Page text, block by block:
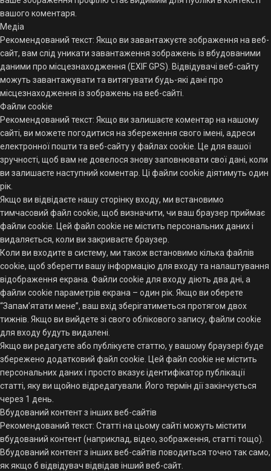
вашого коментаря.
Медіа
Рекомендований текст: Якщо ви завантажуєте зображення на веб-
сайт, вам слід уникати завантаження зображень із вбудованими
даними про місцезнаходження (EXIF GPS). Відвідувачі веб-сайту
можуть завантажувати та витягувати будь-які дані про
місцезнаходження із зображень на веб-сайті.
Файли cookie
Рекомендований текст: Якщо ви залишаєте коментар на нашому
сайті, ви можете погодитися на збереження свого імені, адреси
електронної пошти та веб-сайту у файлах cookie. Це для вашої
зручності, щоб вам не довелося знову заповнювати свої дані, коли
ви залишаєте наступний коментар. Ці файли cookie діятимуть один
рік.
Якщо ви відвідаєте нашу сторінку входу, ми встановимо
тимчасовий файл cookie, щоб визначити, чи ваш браузер приймає
файли cookie. Цей файл cookie не містить персональних даних і
видаляється, коли ви закриваєте браузер.
Коли ви входите в систему, ми також встановимо кілька файлів
cookie, щоб зберегти вашу інформацію для входу та налаштування
відображення екрана. Файли cookie для входу діють два дні, а
файли cookie параметрів екрана – один рік. Якщо ви оберете
“Запам’ятати мене”, ваш вхід зберігатиметься протягом двох
тижнів. Якщо ви вийдете зі свого облікового запису, файли cookie
для входу будуть видалені.
Якщо ви редагуєте або публікуєте статтю, у вашому браузері буде
збережено додатковий файл cookie. Цей файл cookie не містить
персональних даних і просто вказує ідентифікатор публікації
статті, яку ви щойно відредагували. Його термін дії закінчується
через 1 день.
Вбудований контент з інших веб-сайтів
Рекомендований текст: Статті на цьому сайті можуть містити
вбудований контент (наприклад, відео, зображення, статті тощо).
Вбудований контент з інших веб-сайтів поводиться точно так само,
як якщо б відвідувач відвідав інший веб-сайт.